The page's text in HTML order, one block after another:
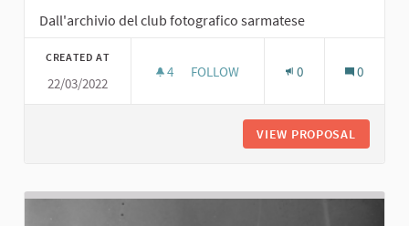
Dall'archivio del club fotografico sarmatese
CREATED AT
22/03/2022
4 4 FOLLOWERS
FOLLOW 0 0
VIEW PROPOSAL